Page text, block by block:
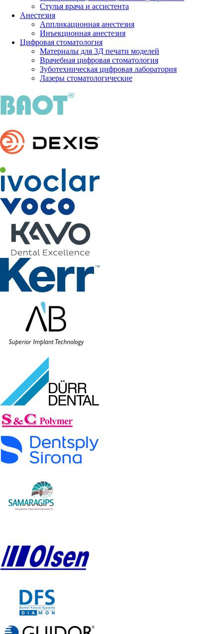
Стулья врача и ассистента
Анестезия
Аппликационная анестезия
Инъекционная анестезия
Цифровая стоматология
Материалы для 3Д печати моделей
Врачебная цифровая стоматология
Зуботехническая цифровая лаборатория
Лазеры стоматологические